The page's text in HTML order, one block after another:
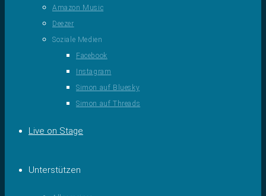
Amazon Music
Deezer
Soziale Medien
Facebook
Instagram
Simon auf Bluesky
Simon auf Threads
Live on Stage
Unterstützen